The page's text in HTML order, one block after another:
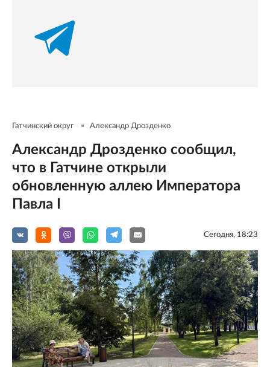
Гатчинский округ Александр Дрозденко
Александр Дрозденко сообщил,
что в Гатчине открыли
обновленную аллею Императора
Павла I
Сегодня, 18:23